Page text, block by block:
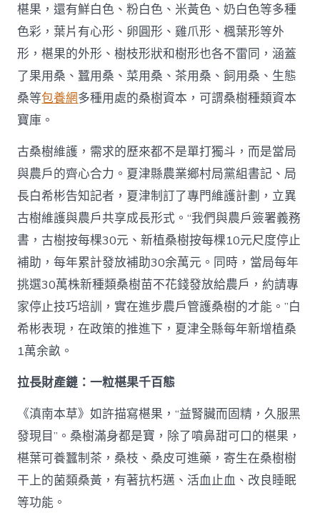
椹果，還有鮮白色、粉白色、米黃色、奶白色等多種
色彩，葉片有心形、卵圓形、雞爪形、楓葉形等外
形，椹果的外形、樹枝形狀和樹形也各不雷同，涵蓋
了果用桑、蠶用桑、菜用桑、茶用桑、飼用桑、生態
桑等包養網多種用處的桑樹資本，可謂桑樹種類資本
寶庫。
古桑樹維護，需求的歷來都不是單打獨斗，而是當局
與農戶的齊心合力。夏津縣農業鄉村局黨組書記、局
長白希彬告知記者，夏津制訂了專門維護計劃，立異
古樹維護與農戶共享成長形式。“我們與農戶簽署義務
書，古樹按每棵30元、新植桑樹按每棵10元尺度停止
補助，每年累計發放補助30余萬元。同時，當局每年
挑選30萬株新種類桑樹苗不花錢發放給農戶，約請專
家停止技巧培訓，實在進步農戶管護桑樹的才能。”白
希彬表現，在政策的推進下，夏津全縣每年新增植桑
1萬余畝。
拉長財產鏈：一粒椹果千百態
《滇南本草》如許描寫椹果，“益腎臟而固精，久服黑
發現目”。桑樹滿身都是寶，除了噴鼻甜可口的椹果，
椹葉可養蠶制茶，桑枝、桑皮可進藥，寄生在桑樹樹
干上的菌類桑黃，有著抗朽邁、活血止血、改良睡眠
等功能。